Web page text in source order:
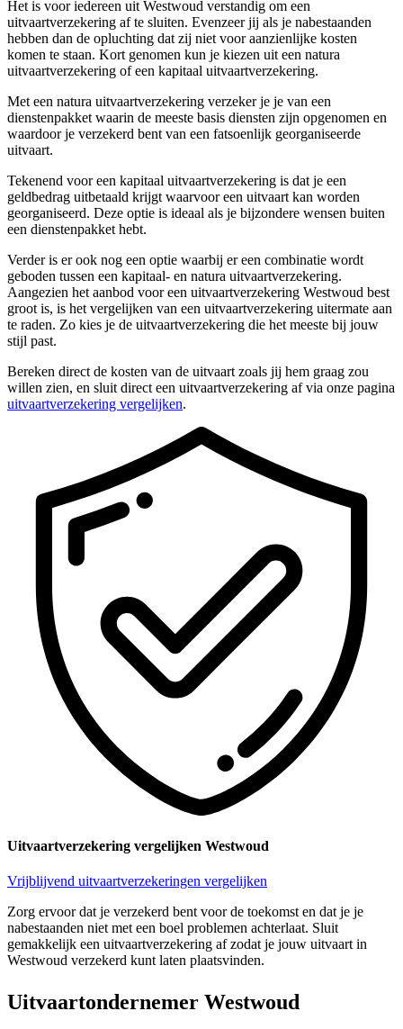
Het is voor iedereen uit Westwoud verstandig om een
uitvaartverzekering af te sluiten. Evenzeer jij als je nabestaanden
hebben dan de opluchting dat zij niet voor aanzienlijke kosten
komen te staan. Kort genomen kun je kiezen uit een natura
uitvaartverzekering of een kapitaal uitvaartverzekering.
Met een natura uitvaartverzekering verzeker je je van een
dienstenpakket waarin de meeste basis diensten zijn opgenomen en
waardoor je verzekerd bent van een fatsoenlijk georganiseerde
uitvaart.
Tekenend voor een kapitaal uitvaartverzekering is dat je een
geldbedrag uitbetaald krijgt waarvoor een uitvaart kan worden
georganiseerd. Deze optie is ideaal als je bijzondere wensen buiten
een dienstenpakket hebt.
Verder is er ook nog een optie waarbij er een combinatie wordt
geboden tussen een kapitaal- en natura uitvaartverzekering.
Aangezien het aanbod voor een uitvaartverzekering Westwoud best
groot is, is het vergelijken van een uitvaartverzekering uitermate aan
te raden. Zo kies je de uitvaartverzekering die het meeste bij jouw
stijl past.
Bereken direct de kosten van de uitvaart zoals jij hem graag zou
willen zien, en sluit direct een uitvaartverzekering af via onze pagina
uitvaartverzekering vergelijken.
Uitvaartverzekering vergelijken Westwoud
Vrijblijvend uitvaartverzekeringen vergelijken
Zorg ervoor dat je verzekerd bent voor de toekomst en dat je je
nabestaanden niet met een boel problemen achterlaat. Sluit
gemakkelijk een uitvaartverzekering af zodat je jouw uitvaart in
Westwoud verzekerd kunt laten plaatsvinden.
Uitvaartondernemer Westwoud